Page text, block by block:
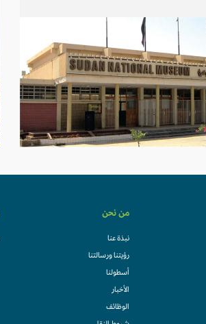
من نحن
نبذة عنا
رؤيتنا ورسالتنا
أسطولنا
الأخبار
الوظائف